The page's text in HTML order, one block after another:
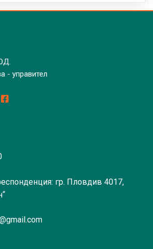
- управител
гр. Пловдив 4017,